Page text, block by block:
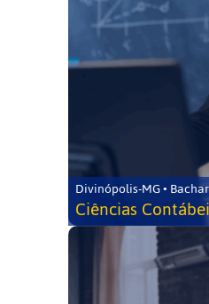
Divinópolis-MG •
Ciências